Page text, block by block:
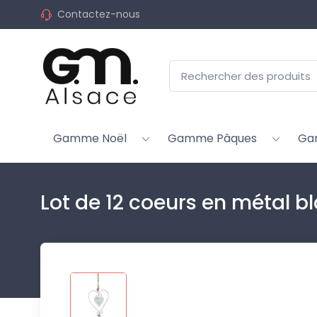
Contactez-nous
Gamme Noël Gamme Pâques
Lot de 12 coeurs en métal